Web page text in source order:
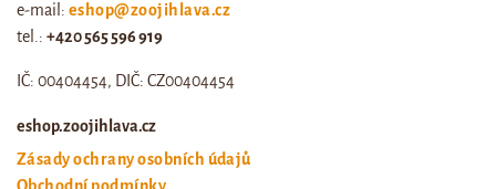
e-mail: eshop@zoojihlava.cz
tel.: +420 565 596 919
IČ: 00404454, DIČ: CZ00404454
eshop.zoojihlava.cz
Zásady ochrany osobních údajů